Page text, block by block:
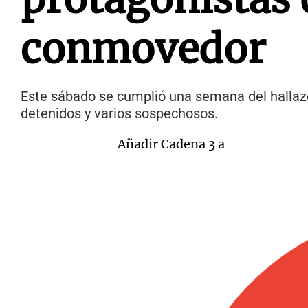
conmovedor
Este sábado se cumplió una semana del
detenidos y varios sospechosos.
Añadir Cadena 3 a